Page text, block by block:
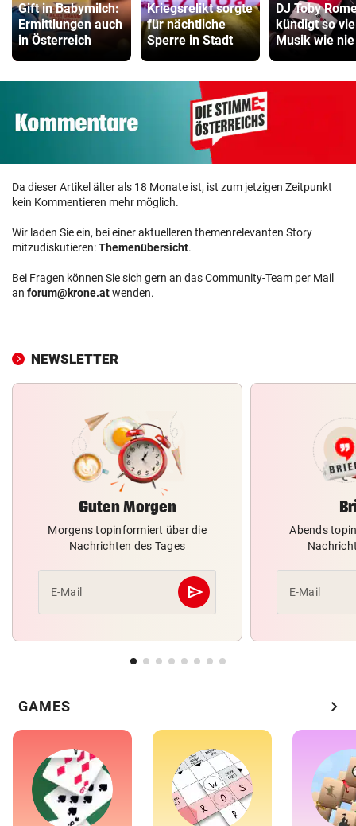
Gift in Babymilch:
Ermittlungen auch
in Österreich
Kriegsrelikt sorgte
für nächtliche
Sperre in Stadt
DJ Toby
kündigt so
Musik wie
Da dieser Artikel älter als 18 Monate ist, ist zum jetzigen Zeitpunkt
kein Kommentieren mehr möglich.
Wir laden Sie ein, bei einer aktuelleren themenrelevanten Story
mitzudiskutieren:Themenübersicht.
Bei Fragen können Sie sich gern an das Community-Team per Mail
an forum@krone.atwenden.
NEWSLETTER
Guten Morgen
Morgens topinformiert über die
Nachrichten des Tages
E-Mail send
Abschicken
Abends
E-Mail
GAMES chevron_right